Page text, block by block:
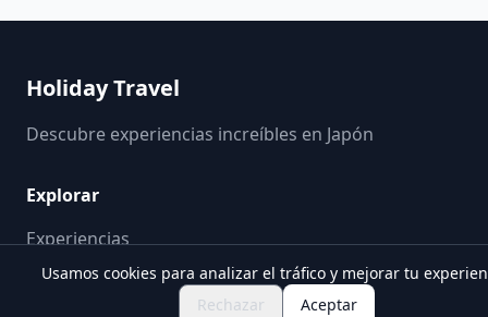
Holiday Travel
Descubre experiencias increíbles en Japón
Explorar
Experiencias
Nuevas Experiencias Culturales
Usamos cookies para analizar el tráfico y mejorar tu
Rechazar
Aceptar